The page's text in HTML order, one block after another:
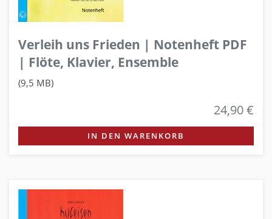
Verleih uns Frieden | Notenheft PDF
| Flöte, Klavier, Ensemble
(9,5 MB)
24,90 €
IN DEN WARENKORB